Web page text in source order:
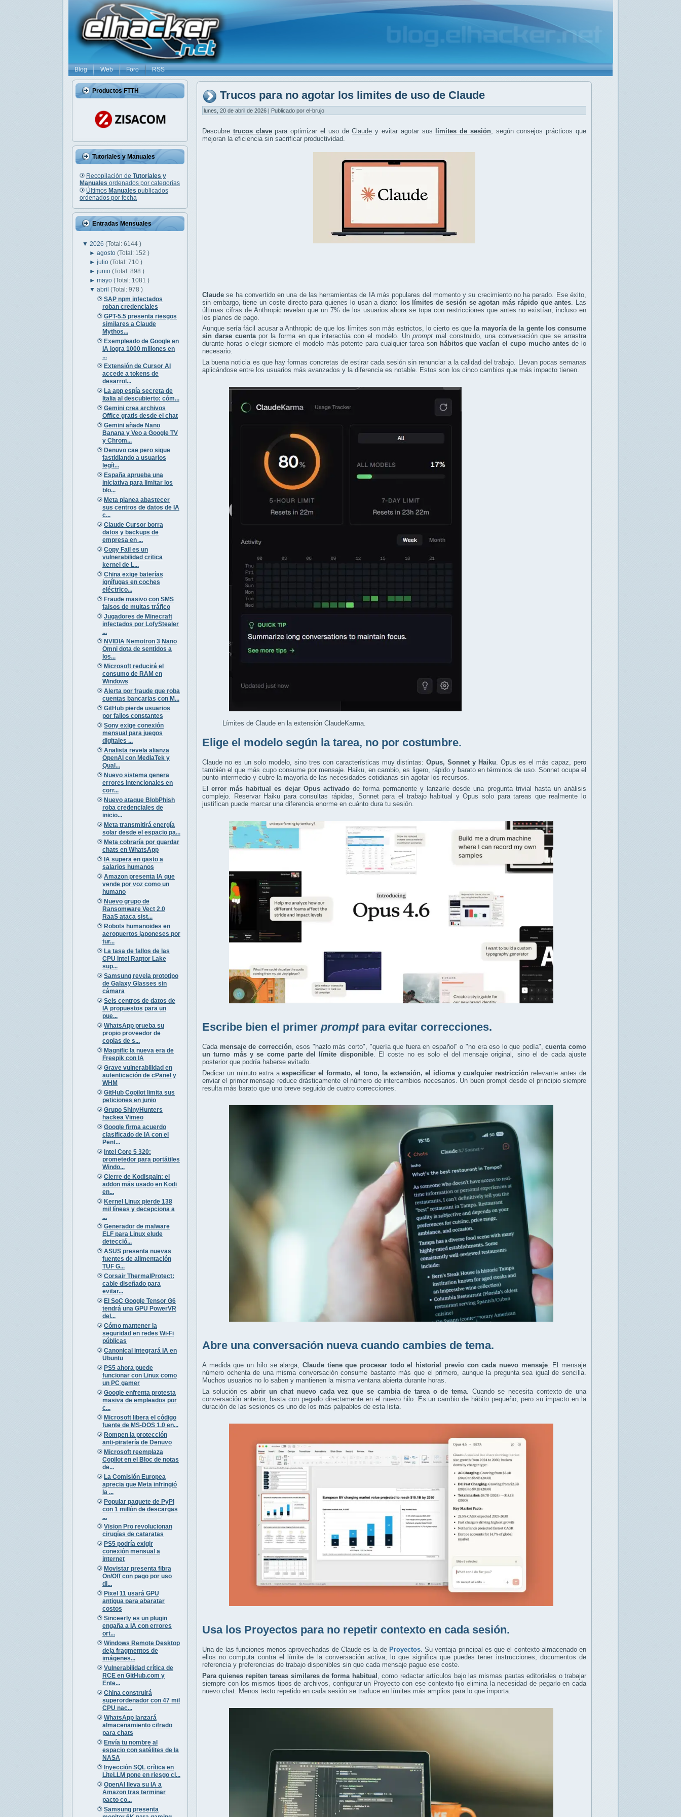
Blog Web Foro RSS
Productos FTTH
Tutoriales y Manuales
Recopilación de Tutoriales y
Manuales ordenados por categorías
Últimos Manuales publicados
ordenados por fecha
Entradas Mensuales
▼ 2026 (Total: 6144 )
►agosto(Total: 152 )
►julio(Total: 710 )
►junio(Total: 898 )
►mayo(Total: 1081 )
▼abril(Total: 978 )
SAP npm infectados
roban credenciales
GPT-5.5 presenta riesgos
similares a Claude
Mythos...
Exempleado de Google en
IA logra 1000 millones en
...
Extensión de Cursor AI
accede a tokens de
desarrol...
La app espía secreta de
Italia al descubierto: cóm...
Gemini crea archivos
Office gratis desde el chat
Gemini añade Nano
Banana y Veo a Google TV
y Chrom...
Denuvo cae pero sigue
fastidiando a usuarios
legít...
España aprueba una
iniciativa para limitar los
blo...
Meta planea abastecer
sus centros de datos de IA
c...
Claude Cursor borra
datos y backups de
empresa en ...
Copy Fail es un
vulnerabilidad critica
kernel de L...
China exige baterías
ignífugas en coches
eléctrico...
Fraude masivo con SMS
falsos de multas tráfico
Jugadores de Minecraft
infectados por LofyStealer
...
NVIDIA Nemotron 3 Nano
Omni dota de sentidos a
los...
Microsoft reducirá el
consumo de RAM en
Windows
Alerta por fraude que roba
cuentas bancarias con M...
GitHub pierde usuarios
por fallos constantes
Sony exige conexión
mensual para juegos
digitales ...
Analista revela alianza
OpenAI con MediaTek y
Qual...
Nuevo sistema genera
errores intencionales en
corr...
Nuevo ataque BlobPhish
roba credenciales de
inicio...
Meta transmitirá energía
solar desde el espacio pa...
Meta cobraría por guardar
chats en WhatsApp
IA supera en gasto a
salarios humanos
Amazon presenta IA que
vende por voz como un
humano
Nuevo grupo de
Ransomware Vect 2.0
RaaS ataca sist...
Robots humanoides en
aeropuertos japoneses por
tur...
La tasa de fallos de las
CPU Intel Raptor Lake
sup...
Samsung revela prototipo
de Galaxy Glasses sin
cámara
Seis centros de datos de
IA propuestos para un
pue...
WhatsApp prueba su
propio proveedor de
copias de s...
Magnific la nueva era de
Freepik con IA
Grave vulnerabilidad en
autenticación de cPanel y
WHM
GitHub Copilot limita sus
peticiones en junio
Grupo ShinyHunters
hackea Vimeo
Google firma acuerdo
clasificado de IA con el
Pent...
Intel Core 5 320:
prometedor para portátiles
Windo...
Cierre de Kodispain: el
addon más usado en Kodi
en...
Kernel Linux pierde 138
mil líneas y decepciona a
...
Generador de malware
ELF para Linux elude
detecció...
ASUS presenta nuevas
fuentes de alimentación
TUF G...
Corsair ThermalProtect:
cable diseñado para
evitar...
El SoC Google Tensor G6
tendrá una GPU PowerVR
del...
Cómo mantener la
seguridad en redes Wi-Fi
públicas
Canonical integrará IA en
Ubuntu
PS5 ahora puede
funcionar con Linux como
un PC gamer
Google enfrenta protesta
masiva de empleados por
c...
Microsoft libera el código
fuente de MS-DOS 1.0 en...
Rompen la protección
anti-piratería de Denuvo
Microsoft reemplaza
Copilot en el Bloc de notas
de...
La Comisión Europea
aprecia que Meta infringió
la ...
Popular paquete de PyPI
con 1 millón de descargas
...
Vision Pro revolucionan
cirugías de cataratas
PS5 podría exigir
conexión mensual a
internet
Movistar presenta fibra
On/Off con pago por uso
di...
Pixel 11 usará GPU
antigua para abaratar
costos
Sinceerly es un plugin
engaña a IA con errores
ort...
Windows Remote Desktop
deja fragmentos de
imágenes...
Vulnerabilidad crítica de
RCE en GitHub.com y
Ente...
China construirá
superordenador con 47 mil
CPU nac...
WhatsApp lanzará
almacenamiento cifrado
para chats
Envía tu nombre al
espacio con satélites de la
NASA
Inyección SQL crítica en
LiteLLM pone en riesgo cl...
OpenAI lleva su IA a
Amazon tras terminar
pacto co...
Samsung presenta
Trucos para no agotar los limites de uso de Claude
lunes, 20 de abril de 2026 | Publicado por el-brujo
Descubre trucos clavepara optimizar el uso deClaude y evitar agotar sus límites de sesión, según consejos prácticos que
mejoran la eficiencia sin sacrificar productividad.
Claude se ha convertido en una de las herramientas de IA más populares del momento y su crecimiento no ha parado. Ese éxito,
sin embargo, tiene un coste directo para quienes lo usan a diario:
los límites de sesión se agotan más rápido que antes . Las
últimas cifras de Anthropic revelan que un 7% de los usuarios ahora se topa con restricciones que antes no existían, incluso en
los planes de pago.
Aunque sería fácil acusar a Anthropic de que los límites son más estrictos, lo cierto es que la mayoría de la gente los consume
sin darse cuentapor la forma en que interactúa con el modelo. Unprompt mal construido, una conversación que se arrastra
durante horas o elegir siempre el modelo más potente para cualquier tarea son hábitos que vacían el cupo mucho antes de lo
necesario.
La buena noticia es que hay formas concretas de estirar cada sesión sin renunciar a la calidad del trabajo. Llevan pocas semanas
aplicándose entre los usuarios más avanzados y la diferencia es notable. Estos son los cinco cambios que más impacto tienen.
Límites de Claude en la extensión ClaudeKarma.
Elige el modelo según la tarea, no por costumbre.
Claude no es un solo modelo, sino tres con características muy distintas:Opus, Sonnet y Haiku. Opus es el más capaz, pero
también el que más cupo consume por mensaje. Haiku, en cambio, es ligero, rápido y barato en términos de uso. Sonnet ocupa el
punto intermedio y cubre la mayoría de las necesidades cotidianas sin agotar los recursos.
Elerror más habitual es dejar Opus activadode forma permanente y lanzarle desde una pregunta trivial hasta un análisis
complejo. Reservar Haiku para consultas rápidas, Sonnet para el trabajo habitual y Opus solo para tareas que realmente lo
justifican puede marcar una diferencia enorme en cuánto dura tu sesión.
Escribe bien el primer promptpara evitar correcciones.
Cada mensaje de corrección, esos "hazlo más corto", "quería que fuera en español" o "no era eso lo que pedía",cuenta como
un turno más y se come parte del límite disponible. El coste no es solo el del mensaje original, sino el de cada ajuste
posterior que podría haberse evitado.
Dedicar un minuto extra aespecificar el formato, el tono, la extensión, el idioma y cualquier restricción relevante antes de
enviar el primer mensaje reduce drásticamente el número de intercambios necesarios. Un buen prompt desde el principio siempre
resulta más barato que uno breve seguido de cuatro correcciones.
Abre una conversación nueva cuando cambies de tema.
A medida que un hilo se alarga, Claude tiene que procesar todo el historial previo con cada nuevo mensaje. El mensaje
número ochenta de una misma conversación consume bastante más que el primero, aunque la pregunta sea igual de sencilla.
Muchos usuarios no lo saben y mantienen la misma ventana abierta durante horas.
La solución esabrir un chat nuevo cada vez que se cambia de tarea o de tema. Cuando se necesita contexto de una
conversación anterior, basta con pegarlo directamente en el nuevo hilo. Es un cambio de hábito pequeño, pero su impacto en la
duración de las sesiones es uno de los más palpables de esta lista.
Usa los Proyectos para no repetir contexto en cada sesión.
Una de las funciones menos aprovechadas de Claude es la de Proyectos. Su ventaja principal es que el contexto almacenado en
ellos no computa contra el límite de la conversación activa, lo que significa que puedes tener instrucciones, documentos de
referencia y preferencias de trabajo disponibles sin que cada mensaje pague ese coste.
Para quienes repiten tareas similares de forma habitual
, como redactar artículos bajo las mismas pautas editoriales o trabajar
siempre con los mismos tipos de archivos, configurar un Proyecto con ese contexto fijo elimina la necesidad de pegarlo en cada
nuevo chat. Menos texto repetido en cada sesión se traduce en límites más amplios para lo que importa.